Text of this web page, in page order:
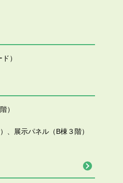
）
）
、展示パネル（B棟３階）